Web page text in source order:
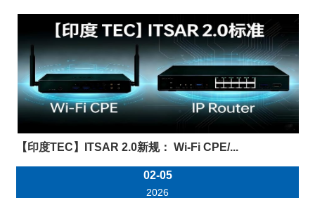
【印度TEC】ITSAR 2.0新规： Wi-Fi CPE/...
02-05
2026